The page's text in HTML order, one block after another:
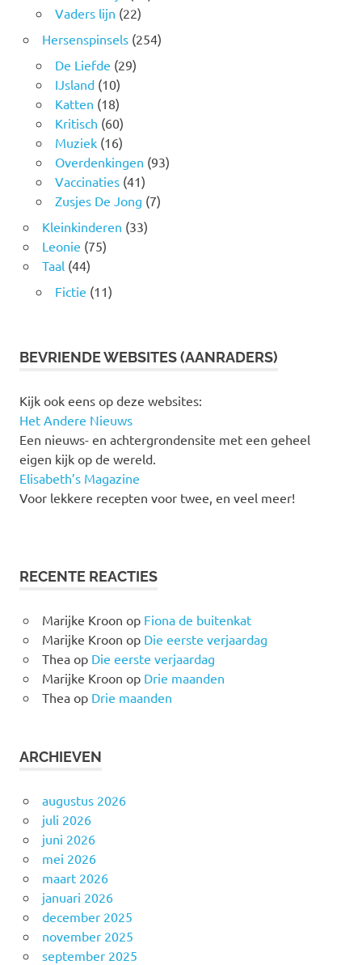
Vaders lijn (22)
Hersenspinsels(254)
De Liefde (29)
IJsland(10)
Katten (18)
Kritisch (60)
Muziek(16)
Overdenkingen (93)
Vaccinaties(41)
Zusjes De Jong (7)
Kleinkinderen (33)
Leonie (75)
Taal(44)
Fictie (11)
BEVRIENDE WEBSITES (AANRADERS)
Kijk ook eens op deze websites:
Het Andere Nieuws
Een nieuws- en achtergrondensite met een geheel
eigen kijk op de wereld.
Elisabeth’s Magazine
Voor lekkere recepten voor twee, en veel meer!
RECENTE REACTIES
Marijke Kroon op Fiona de buitenkat
Marijke Kroon op Die eerste verjaardag
Theaop Die eerste verjaardag
Marijke Kroon op Drie maanden
Theaop Drie maanden
ARCHIEVEN
augustus 2026
juli 2026
juni 2026
mei 2026
maart 2026
januari 2026
december 2025
november 2025
september 2025